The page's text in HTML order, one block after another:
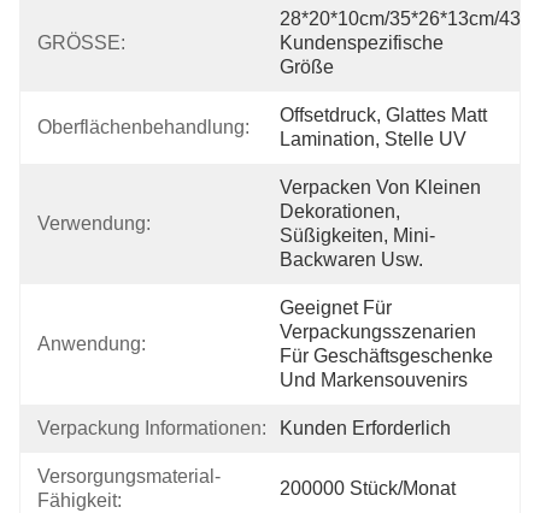
GRÖSSE:
28*20*10cm/35*26*13cm/
Kundenspezifische
Größe
Oberflächenbehandlung:
Offsetdruck, Glattes Matt
Lamination, Stelle UV
Verwendung:
Verpacken Von Kleinen
Dekorationen,
Süßigkeiten, Mini-
Backwaren Usw.
Anwendung:
Geeignet Für
Verpackungsszenarien
Für Geschäftsgeschenke
Und Markensouvenirs
Verpackung Informationen: Kunden Erforderlich
Versorgungsmaterial-
Fähigkeit:
200000 Stück/Monat